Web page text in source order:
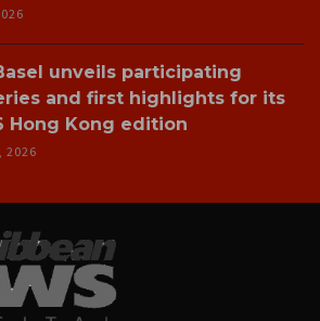
unveils participating
and first highlights for its
Hong Kong edition
2026